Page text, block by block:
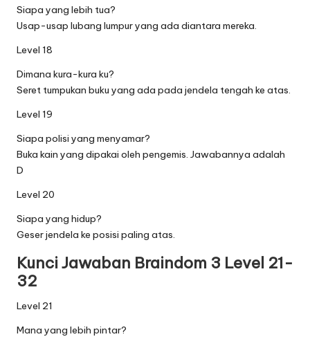
Siapa yang lebih tua?
Usap-usap lubang lumpur yang ada diantara mereka.
Level 18
Dimana kura-kura ku?
Seret tumpukan buku yang ada pada jendela tengah ke atas.
Level 19
Siapa polisi yang menyamar?
Buka kain yang dipakai oleh pengemis. Jawabannya adalah
D
Level 20
Siapa yang hidup?
Geser jendela ke posisi paling atas.
Kunci Jawaban Braindom 3 Level 21-
32
Level 21
Mana yang lebih pintar?